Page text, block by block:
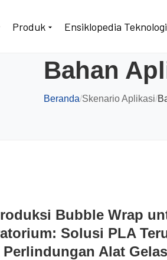
Produk Ensiklopedia Teknologi
Bahan
Beranda/Skenario Aplikasi/
Bubble Wrap
Solusi PLA
Alat